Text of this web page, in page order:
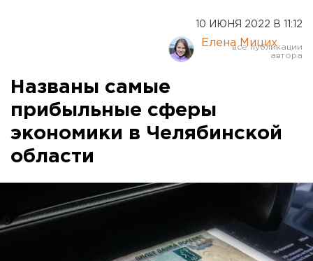
10 ИЮНЯ 2022 В 11:12
Елена Мицих
Названы самые
прибыльные сферы
экономики в Челябинской
области